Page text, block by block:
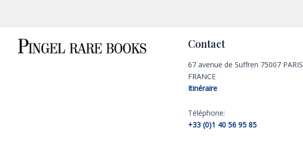
Contact
67 avenue de Suffren 75007 PARIS
FRANCE
Itinéraire
Téléphone:
+33 (0)1 40 56 95 85